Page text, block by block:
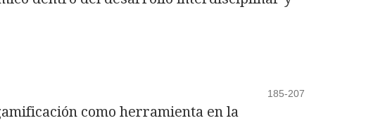
185-207
como herramienta en la